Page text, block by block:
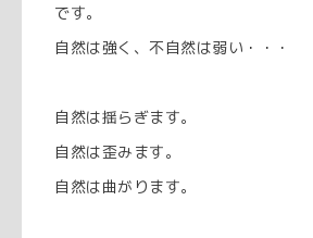
です。
自然は強く、不自然は弱い・・・
自然は揺らぎます。
自然は歪みます。
自然は曲がります。